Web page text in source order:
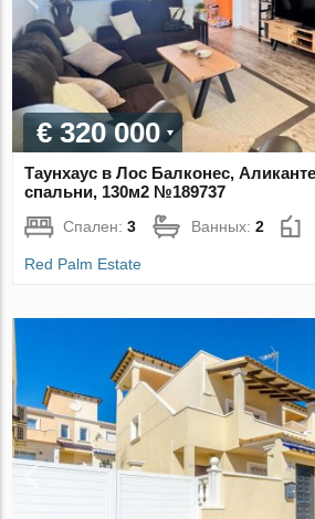
€ 320 000
Таунхаус в Лос Балконес,
спальни, 130м2 №189737
Спален:3 Ванных:2
Red Palm Estate